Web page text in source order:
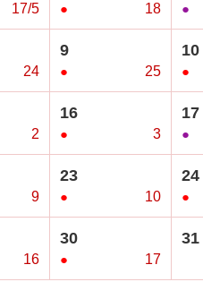
17/5 ● 18 ●
24
9
● 25
10
●
2
16
● 3
17
●
9
23
● 10
24
●
16
30
● 17
31